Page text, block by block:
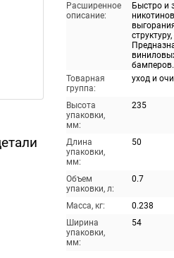
Расширенное
описание:
Быстро и
Товарная
группа:
уход и
Высота
упаковки,
мм:
235
Длина
упаковки,
мм:
50
Объем
упаковки, л:
0.7
Масса, кг:
0.238
Ширина
упаковки,
мм:
54